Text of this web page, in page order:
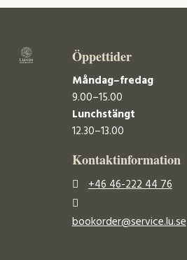
Öppettider
Måndag–fredag
9.00–15.00
Lunchstängt
12.30–13.00
Kontaktinformation
+46 46-222 44 76
bookorder@service.lu.se